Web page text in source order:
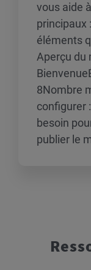
vous aide
principaux
éléments
Aperçu du
8Nombre
configurer
besoin
publier le